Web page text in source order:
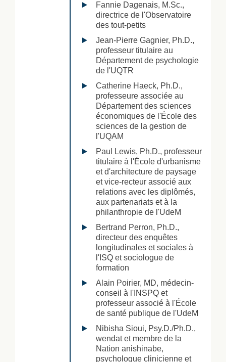
Fannie Dagenais, M.Sc.,
directrice de l'Observatoire
des tout-petits
Jean-Pierre Gagnier, Ph.D.,
professeur titulaire au
Département de psychologie
de l'UQTR
Catherine Haeck, Ph.D.,
professeure associée au
Département des sciences
économiques de l'École des
sciences de la gestion de
l'UQAM
Paul Lewis, Ph.D., professeur
titulaire à l'École d'urbanisme
et d'architecture de paysage
et vice-recteur associé aux
relations avec les diplômés,
aux partenariats et à la
philanthropie de l'UdeM
Bertrand Perron, Ph.D.,
directeur des enquêtes
longitudinales et sociales à
l'ISQ et sociologue de
formation
Alain Poirier, MD, médecin-
conseil à l'INSPQ et
professeur associé à l'École
de santé publique de l'UdeM
Nibisha Sioui, Psy.D./Ph.D.,
wendat et membre de la
Nation anishinabe,
psychologue clinicienne et